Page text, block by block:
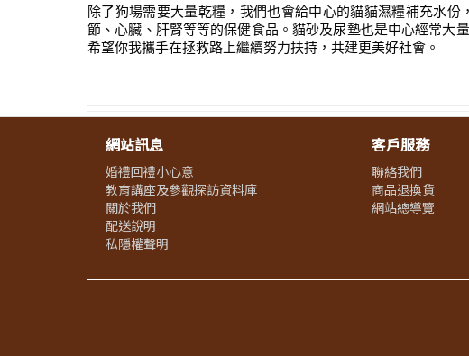
除了狗場需要大量乾糧，我們也會給中心的貓貓濕糧補充水
節、心臟、肝腎等等的保健食品。貓砂及尿墊也是中心經常大
希望你我攜手在拯救路上繼續努力扶持，共建更美好社會。
網站訊息
婚禮回禮小心意
教育講座及參觀探訪資料庫
關於我們
配送說明
私隱權聲明
客戶服務
聯絡我們
商品退換貨
網站總導覽